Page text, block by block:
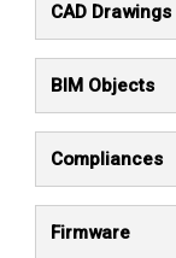
CAD Drawings
BIM Objects
Compliances
Firmware